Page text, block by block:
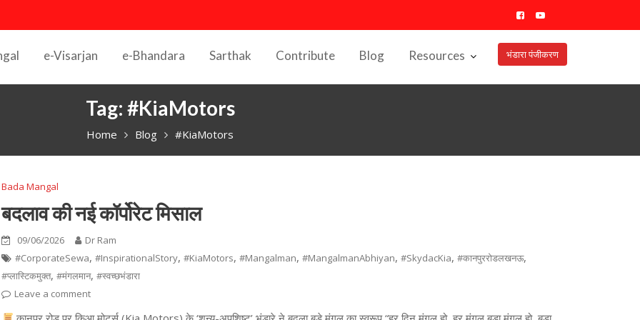
भंडारा पंजीकरण
e-Visarjan e-Bhandara Sarthak Contribute Blog Resources
Tag: #KiaMotors
Home Blog #KiaMotors
Bada Mangal
बदलाव की नई कॉर्पोरेट मिसाल
09/06/2026
Dr Ram
#CorporateSewa, #InspirationalStory, #KiaMotors, #Mangalman, #MangalmanAbhiyan, #SkydacKia, #कानपुररोडलखनऊ,
#प्लास्टिकमुक्त, #मंगलमान, #स्वच्छभंडारा
Leave a comment